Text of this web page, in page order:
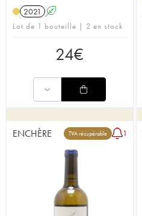
2021 A
Lot de 1 bouteille | 2 en stock
24€
ENCHÈRE TVA récupérable 1